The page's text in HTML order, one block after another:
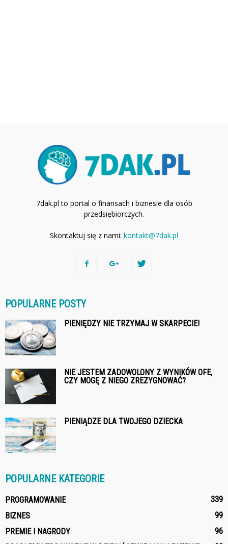
7dak.pl to portal o finansach i biznesie dla osób
przedsiębiorczych.
Skontaktuj się z nami: kontakt@7dak.pl
POPULARNE POSTY
PIENIĘDZY NIE TRZYMAJ W SKARPECIE!
NIE JESTEM ZADOWOLONY Z WYNIKÓW OFE,
CZY MOGĘ Z NIEGO ZREZYGNOWAĆ?
PIENIĄDZE DLA TWOJEGO DZIECKA
POPULARNE KATEGORIE
PROGRAMOWANIE
339
BIZNES
99
PREMIE I NAGRODY
96